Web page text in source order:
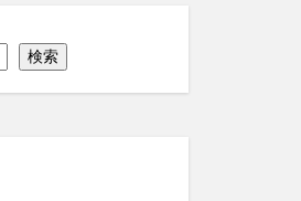
検索